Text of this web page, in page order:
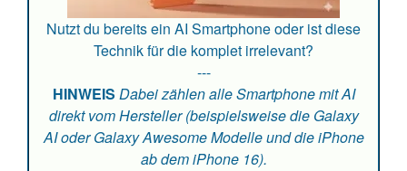
Nutzt du bereits ein AI Smartphone oder ist diese
Technik für die komplet irrelevant?
---
HINWEIS Dabei zählen alle Smartphone mit AI
direkt vom Hersteller (beispielsweise die Galaxy
AI oder Galaxy Awesome Modelle und die iPhone
ab dem iPhone 16).